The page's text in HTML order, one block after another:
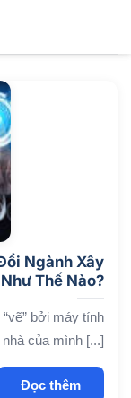
Ngành Xây
Thế Nào?
bởi máy tính
của mình [...]
Đọc thêm